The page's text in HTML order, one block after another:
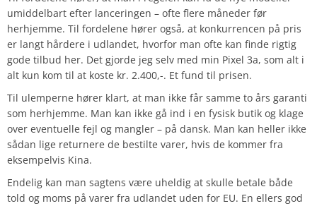
umiddelbart efter lanceringen – ofte flere måneder før
herhjemme. Til fordelene hører også, at konkurrencen på pris
er langt hårdere i udlandet, hvorfor man ofte kan finde rigtig
gode tilbud her. Det gjorde jeg selv med min Pixel 3a, som alt i
alt kun kom til at koste kr. 2.400,-. Et fund til prisen.
Til ulemperne hører klart, at man ikke får samme to års garanti
som herhjemme. Man kan ikke gå ind i en fysisk butik og klage
over eventuelle fejl og mangler – på dansk. Man kan heller ikke
sådan lige returnere de bestilte varer, hvis de kommer fra
eksempelvis Kina.
Endelig kan man sagtens være uheldig at skulle betale både
told og moms på varer fra udlandet uden for EU. En ellers god